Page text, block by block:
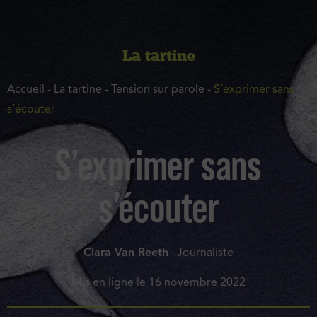
La tartine
Accueil - La tartine - Tension sur parole - S’exprimer sans
s’écouter
S’exprimer sans
s’écouter
Clara Van Reeth · Journaliste
Mis en ligne le 16 novembre 2022